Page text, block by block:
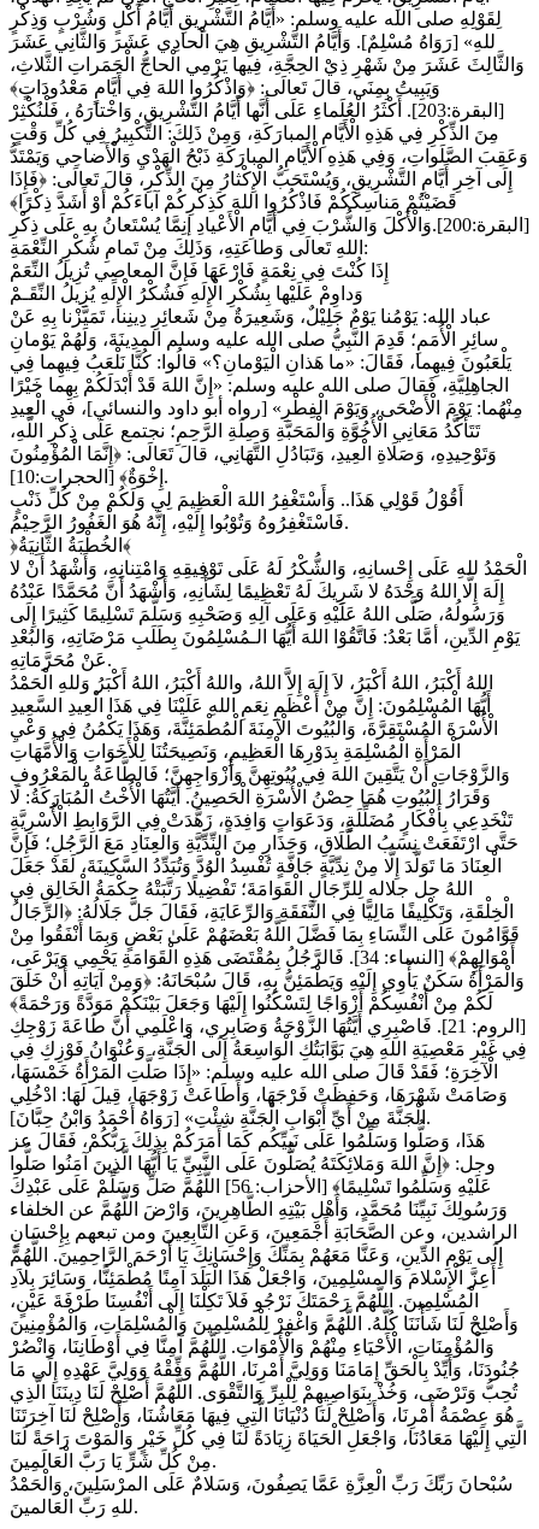
لِقَوْلِهِ صلى الله عليه وسلم: «أَيَّامُ التَّشْرِيقِ أَيَّامُ أَكْلٍ وَشُرْبٍ وَذِكْرٍ
للهِ» [رَوَاهُ مُسْلِمٌ]. وَأَيَّامُ التَّشْرِيقِ هِيَ الْحادِي عَشَرَ وَالثَّانِي عَشَرَ
وَالثَّالِثَ عَشَرَ مِنْ شَهْرِ ذِيْ الحِجَّةِ، فِيها يَرْمِي الْحاجُّ الْجَمَراتِ الثَّلاثِ،
وَيَبِيتُ بِمِنَى، قالَ تَعالَى: ﴿وَاذْكُرُوا اللهَ فِي أَيَّامٍ مَعْدُودَاتٍ﴾
[البقرة:203]. أَكْثَرُ الْعُلَماءِ عَلَى أَنَّها أَيَّامُ التَّشْرِيقِ، وَاخْتارَهُ ، فَلْنُكْثِرْ
مِنَ الذِّكْرِ فِي هَذِهِ الْأَيَّامِ المبارَكَةِ، وَمِنْ ذَلِكَ: التَّكْبِيرُ فِي كُلِّ وَقْتٍ
وَعَقِبَ الصَّلَواتِ، وَفِي هَذِهِ الْأَيَّامِ المبارَكَةِ ذَبْحُ الْهَدْيِ وَالْأَضاحِي وَيَمْتَدُّ
إِلَى آخِرِ أَيَّامِ التَّشْرِيقِ، وَيُسْتَحَبُّ الْإِكْثارُ مِنَ الذِّكْرِ، قالَ تَعالَى: ﴿فَإِذَا
قَضَيْتُمْ مَناسِكَكُمْ فَاذْكُرُوا اللهَ كَذِكْرِكُمْ آباءَكُمْ أَوْ أَشَدَّ ذِكْرًا﴾
[البقرة:200].وَالْأَكْلَ وَالشُّرْبَ فِي أَيَّامِ الْأَعْيادِ إنِمَّا يُسْتَعانُ بِهِ عَلَى ذِكْرِ
اللهِ تَعالَى وَطاعَتِهِ، وَذَلِكَ مِنْ تَمامِ شُكْرِ النِّعْمَةِ:
إِذَا كُنْتَ فِي نِعْمَةٍ فَارْعَهَا فَإِنَّ المعاصِي تُزِيلُ النِّعَمْ
وَداوِمْ عَلَيْها بِشُكْرِ الْإِلَهِ فَشُكْرُ الْإِلَهِ يُزِيلُ النِّقَـمْ
عباد الله: يَوْمُنا يَوْمٌ جَلِيْلٌ، وَشَعِيرَةٌ مِنْ شَعائِرِ دِينِنا، تَمَيَّزْنا بِهِ عَنْ
سائِرِ الْأُمَمِ؛ قَدِمَ النَّبِيُّ صلى الله عليه وسلم المدِينَةَ، وَلَهُمْ يَوْمانِ
يَلْعَبُونَ فِيهِما، فَقَالَ: «ما هَذانِ الْيَوْمانِ؟» قالُوا: كُنَّا نَلْعَبُ فِيهِما فِي
الجاهِلِيَّةِ، فَقالَ صلى الله عليه وسلم: «إِنَّ اللهَ قَدْ أَبْدَلَكُمْ بِهِما خَيْرًا
مِنْهُما: يَوْمَ الْأَضْحَى، وَيَوْمَ الْفِطْرِ» [رواه أبو داود والنسائي]، في الْعِيدِ
تَتَأَكَّدُ مَعَانِي الْأُخُوَّةِ وَالْمَحَبَّةِ وَصِلَةِ الرَّحِمِ؛ نجتمع عَلَى ذِكْرِ اللَّهِ،
وَتَوْحِيدِهِ، وَصَلَاةِ الْعِيدِ، وَتَبَادُلِ التَّهَانِي، قالَ تَعَالَى: ﴿إِنَّمَا الْمُؤْمِنُونَ
إِخْوَةٌ﴾ [الحجرات:10].
‏أَقُوْلُ قَوْلِي هَذَا.. وَأَسْتَغْفِرُ اللهَ الْعَظِيمَ لِي وَلَكُمْ مِنْ كُلِّ ذَنْبٍ
فَاسْتَغْفِرُوهُ وَتُوْبُوا إِلَيْهِ، إِنَّهُ هُوَ الْغَفُورُ الرَّحِيْمُ.
﴿الخُطْبَةُ الثَّانِيَةُ﴾
الْحَمْدُ للهِ عَلَى إِحْسانِهِ، وَالشُّكْرُ لَهُ عَلَى تَوْفِيقِهِ وَامْتِنانِهِ، وَأَشْهَدُ أَنْ لا
إِلَهَ إِلَّا اللهُ وَحْدَهُ لا شَرِيكَ لَهُ تَعْظِيمًا لِشَأْنِهِ، وَأَشْهَدُ أَنَّ مُحَمَّدًا عَبْدُهُ
وَرَسُولُهُ، صَلَّى اللهُ عَلَيْهِ وَعَلَى آلِهِ وَصَحْبِهِ وَسَلَّمَ تَسْلِيمًا كَثِيرًا إِلَى
يَوْمِ الدِّينِ، أمَّا بَعْدُ: فَاتَّقُوْا اللهَ أَيُّهَا الـمُسْلِمُونَ بِطَلَبِ مَرْضَاتِهِ، وَالبُعْدِ
عَنْ مُحَرَّمَاتِهِ.
اللهُ أَكْبَرُ، اللهُ أَكْبَرُ، لاَ إِلَهَ إِلاَّ اللهُ، واللهُ أَكْبَرُ، اللهُ أَكْبَرُ وَللهِ الْحَمْدُ
أَيُّهَا الْمُسْلِمُونَ: إِنَّ مِنْ أَعْظَمِ نِعَمِ اللهِ عَلَيْنَا فِي هَذَا الْعِيدِ السَّعِيدِ
الْأُسْرَةَ الْمُسْتَقِرَّةَ، وَالْبُيُوتَ الْآمِنَةَ الْمُطْمَئِنَّةَ، وَهَذَا يَكْمُنُ فِي وَعْيِ
الْمَرْأَةِ الْمُسْلِمَةِ بِدَوْرِهَا الْعَظِيمِ، وَنَصِيحَتُنَا لِلْأَخَوَاتِ وَالْأُمَّهَاتِ
وَالزَّوْجَاتِ أَنْ يَتَّقِينَ اللهَ فِي بُيُوتِهِنَّ وَأَزْوَاجِهِنَّ؛ فَالطَّاعَةُ بِالْمَعْرُوفِ
وَقَرَارُ الْبُيُوتِ هُمَا حِصْنُ الْأُسْرَةِ الْحَصِينُ. أَيَّتُهَا الْأُخْتُ الْمُبَارَكَةُ: لَا
تَنْخَدِعِي بِأَفْكَارٍ مُضَلِّلَةٍ، وَدَعَوَاتٍ وَافِدَةٍ، زَهَّدَتْ فِي الرَّوَابِطِ الْأُسْرِيَّةِ
حَتَّى ارْتَفَعَتْ نِسَبُ الطَّلَاقِ، وَحَذَارِ مِنَ النِّدِّيَّةِ وَالْعِنَادِ مَعَ الرَّجُلِ؛ فَإِنَّ
الْعِنَادَ مَا تَوَلَّدَ إِلَّا مِنْ نِدِّيَّةٍ جَافَّةٍ تُفْسِدُ الْوُدَّ وَتُبَدِّدُ السَّكِينَةَ، لَقَدْ جَعَلَ
اللهُ جل جلاله لِلرِّجَالِ الْقَوَامَةَ؛ تَفْضِيلًا رَتَّبَتْهُ حِكْمَةُ الْخَالِقِ فِي
الْخِلْقَةِ، وَتَكْلِيفًا مَالِيًّا فِي النَّفَقَةِ وَالرِّعَايَةِ، فَقَالَ جَلَّ جَلَالُهُ: ﴿الرِّجَالُ
قَوَّامُونَ عَلَى النِّسَاءِ بِمَا فَضَّلَ اللَّهُ بَعْضَهُمْ عَلَىٰ بَعْضٍ وَبِمَا أَنْفَقُوا مِنْ
أَمْوَالِهِمْ﴾ [النساء: 34]. فَالرَّجُلُ بِمُقْتَضَى هَذِهِ الْقَوَامَةِ يَحْمِي وَيَرْعَى،
وَالْمَرْأَةُ سَكَنٌ يَأْوِي إِلَيْهِ وَيَطْمَئِنُّ بِهِ، قَالَ سُبْحَانَهُ: ﴿وَمِنْ آيَاتِهِ أَنْ خَلَقَ
لَكُمْ مِنْ أَنْفُسِكُمْ أَزْوَاجًا لِتَسْكُنُوا إِلَيْهَا وَجَعَلَ بَيْنَكُمْ مَوَدَّةً وَرَحْمَةً﴾
[الروم: 21]. فَاصْبِرِي أَيَّتُهَا الزَّوْجَةُ وَصَابِرِي، وَاعْلَمِي أَنَّ طَاعَةَ زَوْجِكِ
فِي غَيْرِ مَعْصِيَةِ اللهِ هِيَ بَوَّابَتُكِ الْوَاسِعَةُ إِلَى الْجَنَّةِ، وَعُنْوَانُ فَوْزِكِ فِي
الْآخِرَةِ؛ فَقَدْ قَالَ صلى الله عليه وسلم: «إِذَا صَلَّتِ الْمَرْأَةُ خَمْسَهَا،
وَصَامَتْ شَهْرَهَا، وَحَفِظَتْ فَرْجَهَا، وَأَطَاعَتْ زَوْجَهَا، قِيلَ لَهَا: ادْخُلِي
الْجَنَّةَ مِنْ أَيِّ أَبْوَابِ الْجَنَّةِ شِئْتِ» [رَوَاهُ أَحْمَدُ وَابْنُ حِبَّانَ].
هَذَا، وَصَلُّوا وَسَلِّمُوا عَلَى نَبِيِّكُم كَمَا أَمَرَكُمْ بِذلِكَ رَبُّكُمْ، فَقَالَ عز
وجل: ﴿إِنَّ اللهَ وَمَلائِكَتَهُ يُصَلُّونَ عَلَى النَّبِيِّ يَا أَيُّهَا الَّذِينَ آمَنُوا صَلُّوا
عَلَيْهِ وَسَلِّمُوا تَسْلِيمًا﴾ [الأحزاب: 56] اللَّهُمَّ صَلِّ وَسَلِّمْ عَلَى عَبْدِكَ
وَرَسُولِكَ نَبِيِّنَا مُحَمَّدٍ، وَأَهْلِ بَيْتِهِ الطَّاهِرِينَ، وَارْضَ اللَّهُمَّ عن الخلفاء
الراشدين، وعن الصَّحَابَةِ أَجْمَعِينَ، وَعَنِ التَّابِعِينَ ومن تبعهم بِإِحْسَانٍ
إِلَى يَوْمِ الدِّينِ، وَعَنَّا مَعَهُمْ بِمَنِّكَ وَإِحْسَانِكَ يَا أَرْحَمَ الرَّاحِمِينَ. اللَّهُمَّ
أَعِزَّ الْإِسْلامَ وَالمسْلِمِينَ، وَاجْعَلْ هَذَا الْبَلَدَ آمِنًا مُطْمَئِنًّا، وَسَائِرَ بِلاَدِ
الْمُسْلِمِينَ. اللَّهُمَّ رَحْمَتَكَ نَرْجُو فَلاَ تَكِلْنَا إِلَى أَنْفُسِنَا طَرْفَةَ عَيْنٍ،
وَأَصْلِحْ لَنَا شَأْنَنَا كُلَّهُ. اللَّهُمَّ وَاغْفِرْ لِلْمُسْلِمِينَ وَالْمُسْلِمَاتِ، وَالْمُؤْمِنِينَ
وَالْمُؤْمِنَاتِ، الْأَحْيَاءِ مِنْهُمْ وَالْأَمْوَاتِ. اللَّهُمَّ آمِنَّا فِي أَوْطَانِنَا، وَانْصُرْ
جُنُودَنَا، وَأَيِّدْ بِالْحَقِّ إِمَامَنَا وَوَلِيَّ أَمْرِنَا، اللَّهُمَّ وَفِّقْهُ وَوَلِيَّ عَهْدِهِ إِلَى مَا
تُحِبُّ وَتَرْضَى، وَخُذْ بِنَوَاصِيهِمْ لِلْبِرِّ وَالتَّقْوَى. اللَّهُمَّ أَصْلِحْ لَنَا دِينَنَا الَّذِي
هُوَ عِصْمَةُ أَمْرِنَا، وَأَصْلِحْ لَنَا دُنْيَانَا الَّتِي فِيهَا مَعَاشُنَا، وَأَصْلِحْ لَنَا آخِرَتَنَا
الَّتِي إِلَيْهَا مَعَادُنَا، وَاجْعَلِ الْحَيَاةَ زِيَادَةً لَنَا فِي كُلِّ خَيْرٍ وَالْمَوْتَ رَاحَةً لَنَا
مِنْ كُلِّ شَرٍّ يَا رَبَّ الْعَالَمِينَ.
سُبْحانَ رَبِّكَ رَبِّ الْعِزَّةِ عَمَّا يَصِفُونَ، وَسَلامٌ عَلَى المرْسَلِينَ، وَالْحَمْدُ
للهِ رَبِّ الْعَالمينَ.